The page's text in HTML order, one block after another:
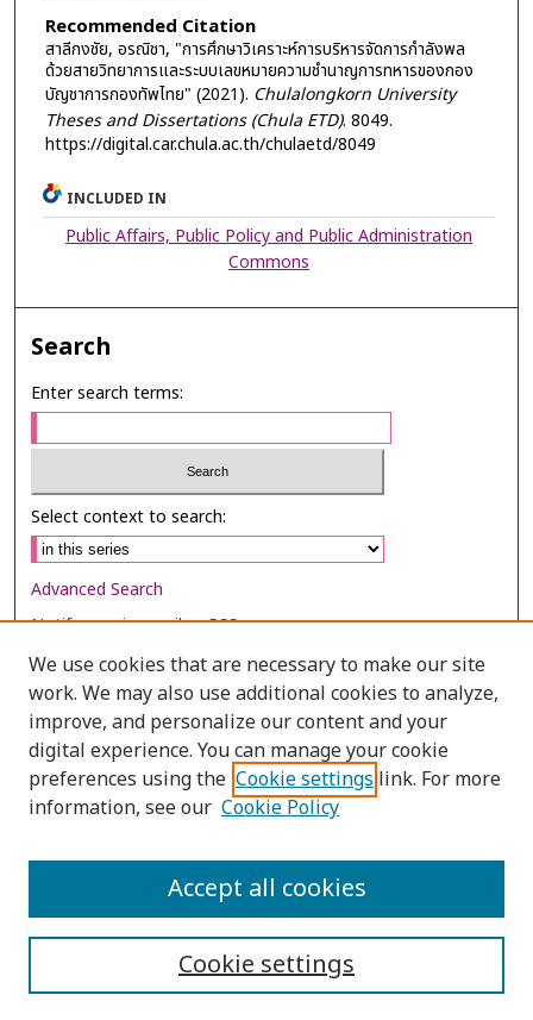
Recommended Citation
สาลีกงชัย, อรณิชา, "การศึกษาวิเคราะห์การบริหารจัดการกําลังพล
ด้วยสายวิทยาการและระบบเลขหมายความชํานาญการทหารของกอง
บัญชาการกองทัพไทย" (2021). Chulalongkorn University
Theses and Dissertations (Chula ETD). 8049.
https://digital.car.chula.ac.th/chulaetd/8049
INCLUDED IN
Public Affairs, Public Policy and Public Administration
Commons
Search
Enter search terms:
Select context to search:
Advanced Search
Notify me via email orRSS
Browse
Collections
Disciplines
Authors
We use cookies that are necessary to make our site
work. We may also use additional cookies to analyze,
improve, and personalize our content and your
digital experience. You can manage your cookie
preferences using the Cookie settings link. For more
information, see our Cookie Policy
Cookie settings
Accept all cookies